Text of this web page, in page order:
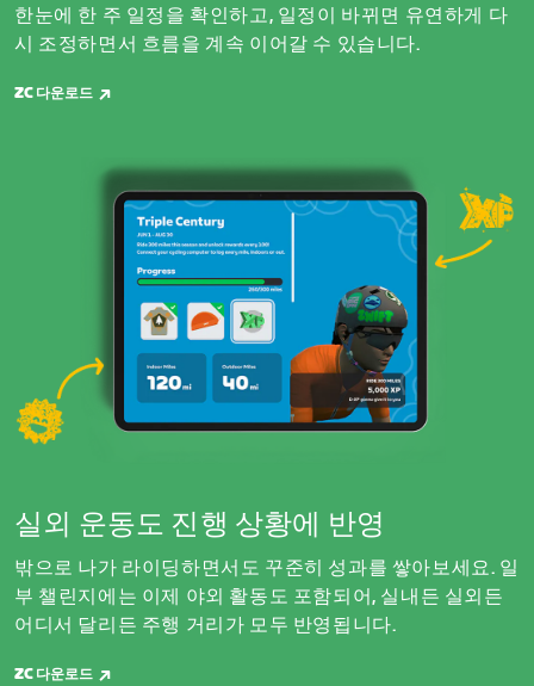
한눈에 한 주 일정을 확인하고, 일정이 바뀌면 유연하게 다
시 조정하면서 흐름을 계속 이어갈 수 있습니다.
ZC 다운로드
실외 운동도 진행 상황에 반영
밖으로 나가 라이딩하면서도 꾸준히 성과를 쌓아보세요. 일
부 챌린지에는 이제 야외 활동도 포함되어, 실내든 실외든
어디서 달리든 주행 거리가 모두 반영됩니다.
ZC 다운로드